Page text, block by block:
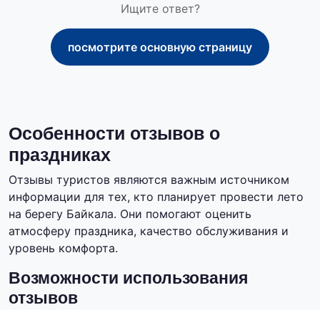
Ищите ответ?
посмотрите основную страницу
Особенности отзывов о
праздниках
Отзывы туристов являются важным источником
информации для тех, кто планирует провести лето
на берегу Байкала. Они помогают оценить
атмосферу праздника, качество обслуживания и
уровень комфорта.
Возможности использования
отзывов